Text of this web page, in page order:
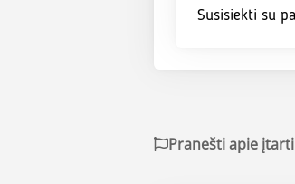
Susisiekti su
Pranešti apie